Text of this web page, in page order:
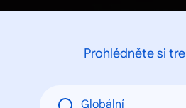
Prohlédněte si
Globální